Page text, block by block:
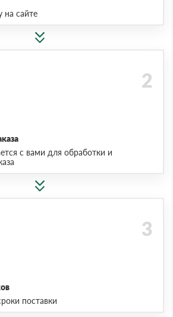
на сайте
с вами для обработки и
поставки